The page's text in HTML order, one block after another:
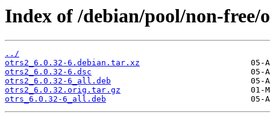
Index of /debian/pool/non-free/
../
otrs2_6.0.32-6.debian.tar.xz
otrs2_6.0.32-6.dsc
otrs2_6.0.32-6_all.deb
otrs2_6.0.32.orig.tar.gz
otrs_6.0.32-6_all.deb